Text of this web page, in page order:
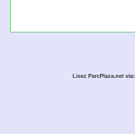
Lisez ParcPlaza.net via: